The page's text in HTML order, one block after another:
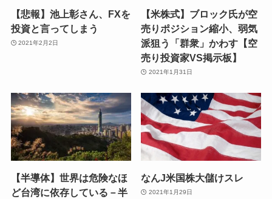
【悲報】池上彰さん、FXを
投資と言ってしまう
2021年2月2日
【米株式】ブロック氏が空
売りポジション縮小、弱気
派狙う「群衆」かわす【空
売り投資家VS掲示板】
2021年1月31日
【半導体】世界は危険なほ
ど台湾に依存している－半
なんJ米国株大儲けスレ
2021年1月29日